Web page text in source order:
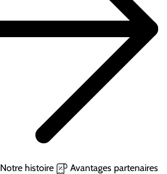
Notre histoire
Avantages partenaires